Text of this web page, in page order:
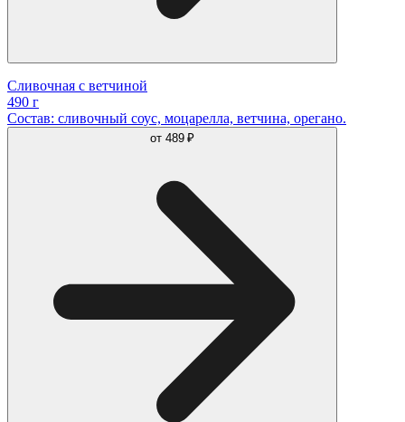
Сливочная с ветчиной
490 г
Состав: сливочный соус, моцарелла, ветчина, орегано.
от 489 ₽